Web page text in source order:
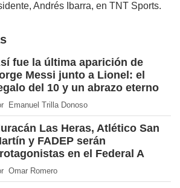
Andrés Ibarra, en TNT Sports.
fue la última aparición de
Messi junto a Lionel: el
del 10 y un abrazo eterno
Emanuel Trilla Donoso
Las Heras, Atlético San
y FADEP serán
en el Federal A
Omar Romero